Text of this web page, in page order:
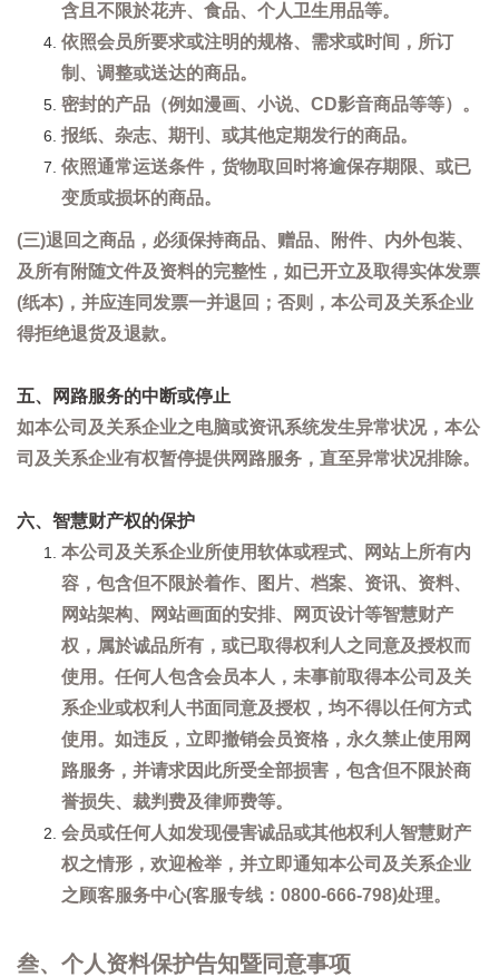
含且不限於花卉、食品、个人卫生用品等。
依照会员所要求或注明的规格、需求或时间，所订
制、调整或送达的商品。
密封的产品（例如漫画、小说、CD影音商品等等）。
报纸、杂志、期刊、或其他定期发行的商品。
依照通常运送条件，货物取回时将逾保存期限、或已
变质或损坏的商品。
(三)退回之商品，必须保持商品、赠品、附件、内外包装、
及所有附随文件及资料的完整性，如已开立及取得实体发票
(纸本)，并应连同发票一并退回；否则，本公司及关系企业
得拒绝退货及退款。
五、网路服务的中断或停止
如本公司及关系企业之电脑或资讯系统发生异常状况，本公
司及关系企业有权暂停提供网路服务，直至异常状况排除。
六、智慧财产权的保护
本公司及关系企业所使用软体或程式、网站上所有内
容，包含但不限於着作、图片、档案、资讯、资料、
网站架构、网站画面的安排、网页设计等智慧财产
权，属於诚品所有，或已取得权利人之同意及授权而
使用。任何人包含会员本人，未事前取得本公司及关
系企业或权利人书面同意及授权，均不得以任何方式
使用。如违反，立即撤销会员资格，永久禁止使用网
路服务，并请求因此所受全部损害，包含但不限於商
誉损失、裁判费及律师费等。
会员或任何人如发现侵害诚品或其他权利人智慧财产
权之情形，欢迎检举，并立即通知本公司及关系企业
之顾客服务中心(客服专线：0800-666-798)处理。
叁、个人资料保护告知暨同意事项